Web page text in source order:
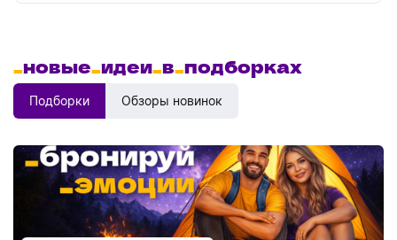
_новые_идеи_в_подборках
Подборки Обзоры новинок